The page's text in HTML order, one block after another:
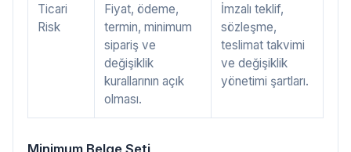
Ticari
Risk
Fiyat, ödeme,
termin, minimum
sipariş ve
değişiklik
kurallarının açık
olması.
İmzalı teklif,
sözleşme,
teslimat takvimi
ve değişiklik
yönetimi şartları.
Minimum Belge Seti